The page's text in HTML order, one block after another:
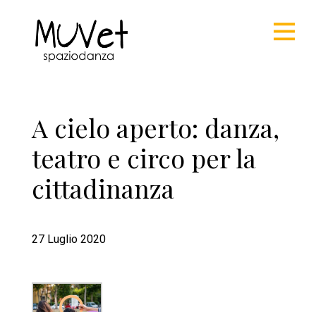
A cielo aperto: danza,
teatro e circo per la
cittadinanza
27 Luglio 2020